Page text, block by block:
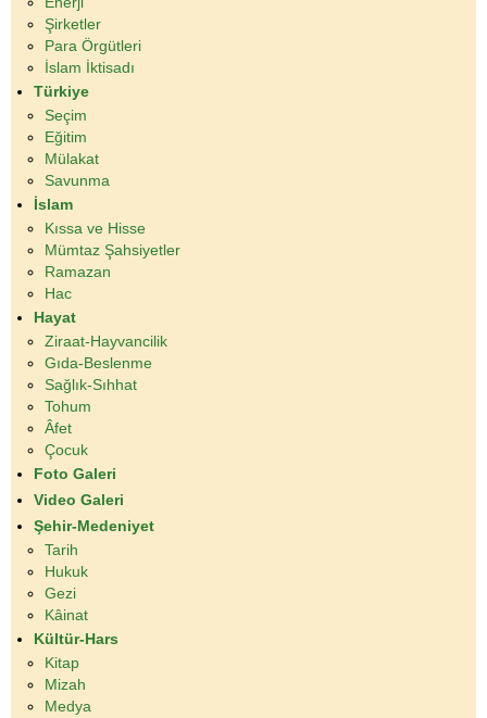
Şirketler
Para Örgütleri
İslam İktisadı
Türkiye
Seçim
Eğitim
Mülakat
Savunma
İslam
Kıssa ve Hisse
Mümtaz Şahsiyetler
Ramazan
Hac
Hayat
Ziraat-Hayvancilik
Gıda-Beslenme
Sağlık-Sıhhat
Tohum
Âfet
Çocuk
Foto Galeri
Video Galeri
Şehir-Medeniyet
Tarih
Hukuk
Gezi
Kâinat
Kültür-Hars
Kitap
Mizah
Medya